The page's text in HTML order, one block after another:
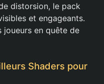
distorsion, le pack
et engageants.
en quête de
Shaders pour